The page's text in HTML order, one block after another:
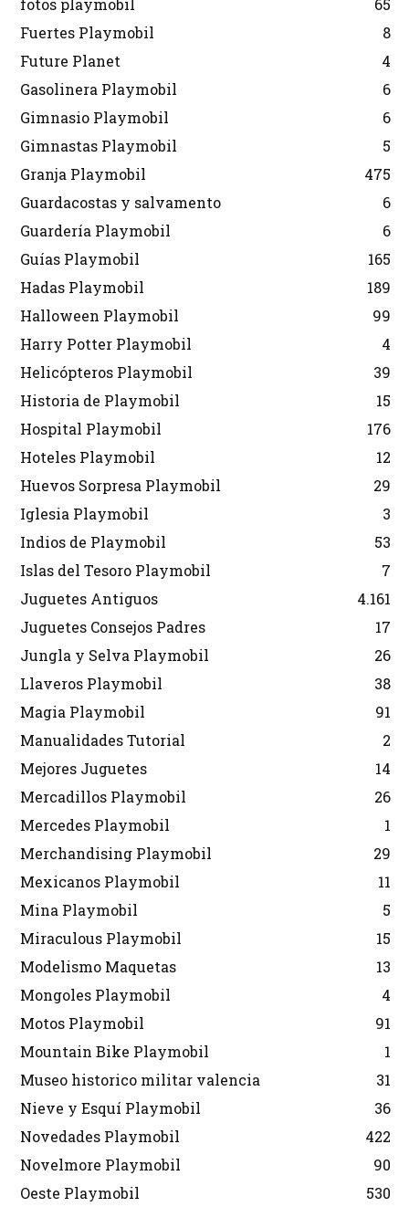
Fuertes Playmobil
8
Future Planet
4
Gasolinera Playmobil
6
Gimnasio Playmobil
6
Gimnastas Playmobil
5
Granja Playmobil
475
Guardacostas y salvamento
6
Guardería Playmobil
6
Guías Playmobil
165
Hadas Playmobil
189
Halloween Playmobil
99
Harry Potter Playmobil
4
Helicópteros Playmobil
39
Historia de Playmobil
15
Hospital Playmobil
176
Hoteles Playmobil
12
Huevos Sorpresa Playmobil
29
Iglesia Playmobil
3
Indios de Playmobil
53
Islas del Tesoro Playmobil
7
Juguetes Antiguos
4.161
Juguetes Consejos Padres
17
Jungla y Selva Playmobil
26
Llaveros Playmobil
38
Magia Playmobil
91
Manualidades Tutorial
2
Mejores Juguetes
14
Mercadillos Playmobil
26
Mercedes Playmobil
1
Merchandising Playmobil
29
Mexicanos Playmobil
11
Mina Playmobil
5
Miraculous Playmobil
15
Modelismo Maquetas
13
Mongoles Playmobil
4
Motos Playmobil
91
Mountain Bike Playmobil
1
Museo historico militar valencia
31
Nieve y Esquí Playmobil
36
Novedades Playmobil
422
Novelmore Playmobil
90
Oeste Playmobil
530